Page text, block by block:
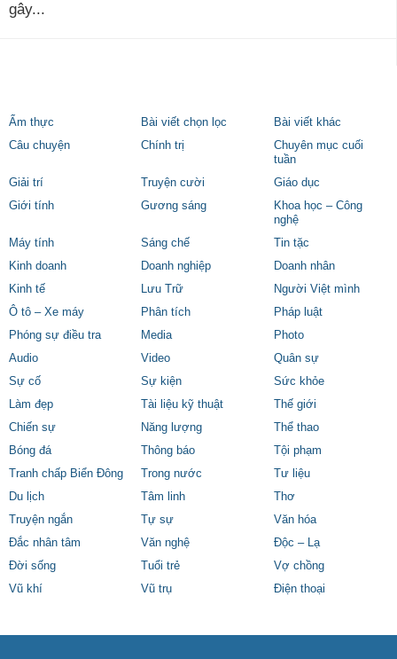
gây...
Ẩm thực Bài viết chọn lọc
Bài viết khác
Câu chuyện
Chính trị
Chuyên mục cuối
tuần
Giải trí
Truyện cười
Giáo dục
Giới tính
Gương sáng
Khoa học – Công
nghệ
Máy tính
Sáng chế
Tin tặc
Kinh doanh
Doanh nghiệp
Doanh nhân
Kinh tế
Lưu Trữ
Người Việt mình
Ô tô – Xe máy
Phân tích
Pháp luật
Phóng sự điều tra
Media
Photo
Audio
Video
Quân sự
Sự cố
Sự kiện
Sức khỏe
Làm đẹp
Tài liệu kỹ thuật
Thế giới
Chiến sự
Năng lượng
Thể thao
Bóng đá
Thông báo
Tội phạm
Tranh chấp Biển Đông
Trong nước
Tư liệu
Du lịch
Tâm linh
Thơ
Truyện ngắn
Tự sự
Văn hóa
Đắc nhân tâm
Văn nghệ
Độc – Lạ
Đời sống
Tuổi trẻ
Vợ chồng
Vũ khí
Vũ trụ Điện thoại